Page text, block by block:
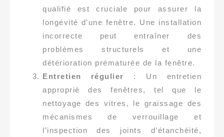
qualifié est cruciale pour assurer la
longévité d’une fenêtre. Une installation
incorrecte peut entraîner des
problèmes structurels et une
détérioration prématurée de la fenêtre.
Entretien régulier
: Un entretien
approprié des fenêtres, tel que le
nettoyage des vitres, le graissage des
mécanismes de verrouillage et
l’inspection des joints d’étanchéité,